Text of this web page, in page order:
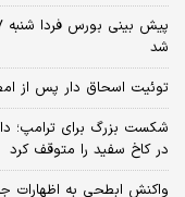
شد
توئیت اسحاق دار پس از
شکست بزرگ برای ترامپ؛
در کاخ سفید را متوقف کرد
واکنش ابطحی به اظهارات